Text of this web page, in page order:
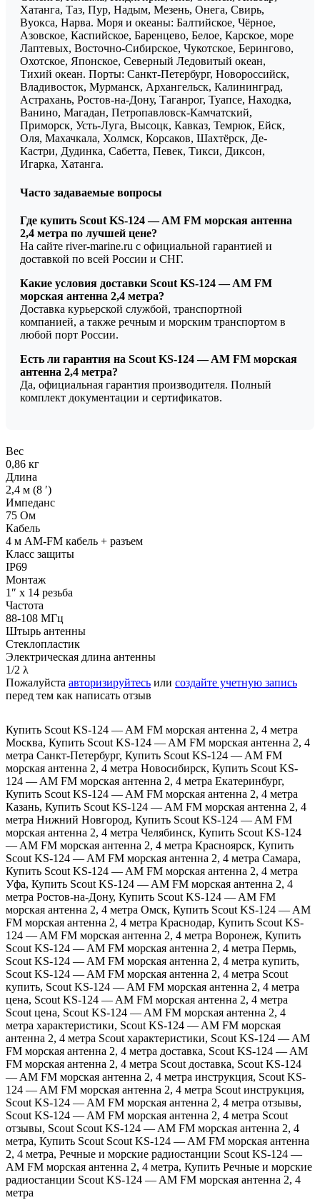
Хатанга, Таз, Пур, Надым, Мезень, Онега, Свирь,
Вуокса, Нарва. Моря и океаны: Балтийское, Чёрное,
Азовское, Каспийское, Баренцево, Белое, Карское, море
Лаптевых, Восточно-Сибирское, Чукотское, Берингово,
Охотское, Японское, Северный Ледовитый океан,
Тихий океан. Порты: Санкт-Петербург, Новороссийск,
Владивосток, Мурманск, Архангельск, Калининград,
Астрахань, Ростов-на-Дону, Таганрог, Туапсе, Находка,
Ванино, Магадан, Петропавловск-Камчатский,
Приморск, Усть-Луга, Высоцк, Кавказ, Темрюк, Ейск,
Оля, Махачкала, Холмск, Корсаков, Шахтёрск, Де-
Кастри, Дудинка, Сабетта, Певек, Тикси, Диксон,
Игарка, Хатанга.
Часто задаваемые вопросы
Где купить Scout KS-124 — AM FM морская антенна
2,4 метра по лучшей цене?
На сайте river-marine.ru с официальной гарантией и
доставкой по всей России и СНГ.
Какие условия доставки Scout KS-124 — AM FM
морская антенна 2,4 метра?
Доставка курьерской службой, транспортной
компанией, а также речным и морским транспортом в
любой порт России.
Есть ли гарантия на Scout KS-124 — AM FM морская
антенна 2,4 метра?
Да, официальная гарантия производителя. Полный
комплект документации и сертификатов.
Вес
0,86 кг
Длина
2,4 м (8 ′)
Импеданс
75 Ом
Кабель
4 м AM-FM кабель + разъем
Класс защиты
IP69
Монтаж
1″ х 14 резьба
Частота
88-108 МГц
Штырь антенны
Стеклопластик
Электрическая длина антенны
1/2 λ
Пожалуйста авторизируйтесь или создайте учетную запись
перед тем как написать отзыв
Купить Scout KS-124 — AM FM морская антенна 2, 4 метра
Москва, Купить Scout KS-124 — AM FM морская антенна 2, 4
метра Санкт-Петербург, Купить Scout KS-124 — AM FM
морская антенна 2, 4 метра Новосибирск, Купить Scout KS-
124 — AM FM морская антенна 2, 4 метра Екатеринбург,
Купить Scout KS-124 — AM FM морская антенна 2, 4 метра
Казань, Купить Scout KS-124 — AM FM морская антенна 2, 4
метра Нижний Новгород, Купить Scout KS-124 — AM FM
морская антенна 2, 4 метра Челябинск, Купить Scout KS-124
— AM FM морская антенна 2, 4 метра Красноярск, Купить
Scout KS-124 — AM FM морская антенна 2, 4 метра Самара,
Купить Scout KS-124 — AM FM морская антенна 2, 4 метра
Уфа, Купить Scout KS-124 — AM FM морская антенна 2, 4
метра Ростов-на-Дону, Купить Scout KS-124 — AM FM
морская антенна 2, 4 метра Омск, Купить Scout KS-124 — AM
FM морская антенна 2, 4 метра Краснодар, Купить Scout KS-
124 — AM FM морская антенна 2, 4 метра Воронеж, Купить
Scout KS-124 — AM FM морская антенна 2, 4 метра Пермь,
Scout KS-124 — AM FM морская антенна 2, 4 метра купить,
Scout KS-124 — AM FM морская антенна 2, 4 метра Scout
купить, Scout KS-124 — AM FM морская антенна 2, 4 метра
цена, Scout KS-124 — AM FM морская антенна 2, 4 метра
Scout цена, Scout KS-124 — AM FM морская антенна 2, 4
метра характеристики, Scout KS-124 — AM FM морская
антенна 2, 4 метра Scout характеристики, Scout KS-124 — AM
FM морская антенна 2, 4 метра доставка, Scout KS-124 — AM
FM морская антенна 2, 4 метра Scout доставка, Scout KS-124
— AM FM морская антенна 2, 4 метра инструкция, Scout KS-
124 — AM FM морская антенна 2, 4 метра Scout инструкция,
Scout KS-124 — AM FM морская антенна 2, 4 метра отзывы,
Scout KS-124 — AM FM морская антенна 2, 4 метра Scout
отзывы, Scout Scout KS-124 — AM FM морская антенна 2, 4
метра, Купить Scout Scout KS-124 — AM FM морская антенна
2, 4 метра, Речные и морские радиостанции Scout KS-124 —
AM FM морская антенна 2, 4 метра, Купить Речные и морские
радиостанции Scout KS-124 — AM FM морская антенна 2, 4
метра